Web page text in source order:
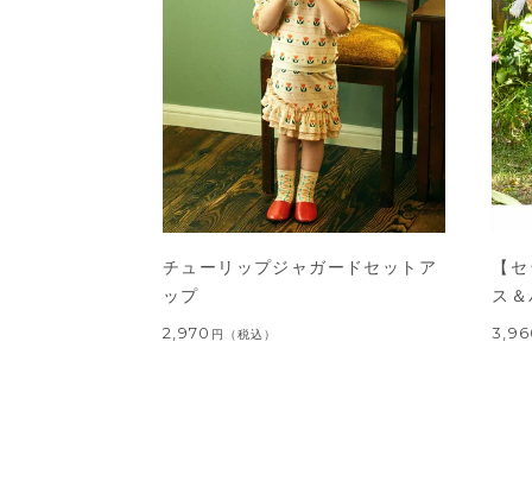
チューリップジャガードセットア
ップ
2,970 円 （税込）
【
ス＆